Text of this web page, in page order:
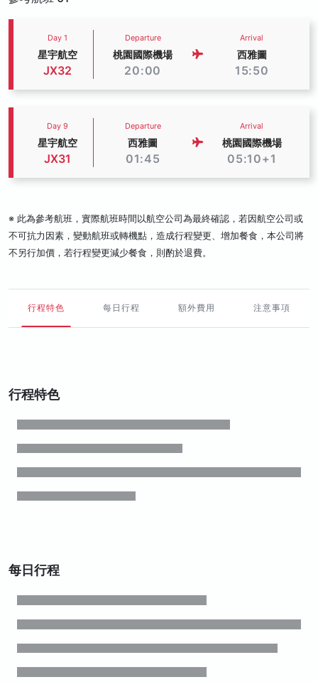
Day 1
星宇航空
JX32
Departure
桃園國際機場
20:00
Arrival
西雅圖
15:50
Day 9
星宇航空
JX31
Departure
西雅圖
01:45
Arrival
桃園國際機場
05:10+1
※ 此為參考航班，實際航班時間以航空公司為最終確認，若因航空公司或
不可抗力因素，變動航班或轉機點，造成行程變更、增加餐食，本公司將
不另行加價，若行程變更減少餐食，則酌於退費。
行程特色 每日行程 額外費用 注意事項
行程特色
每日行程